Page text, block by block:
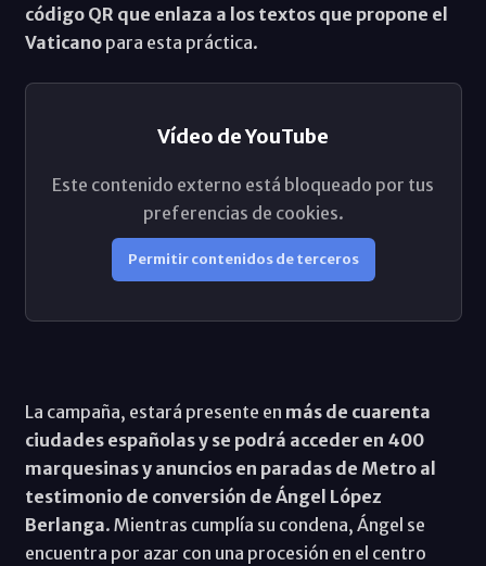
código QR que enlaza a los textos que propone el
Vaticanopara esta práctica.
Vídeo de YouTube
Este contenido externo está bloqueado por tus
preferencias de cookies.
Permitir contenidos de terceros
La campaña, estará presente en más de cuarenta
ciudades españolas y se podrá acceder en 400
marquesinas y anuncios en paradas de Metro al
testimonio de conversión de Ángel López
Berlanga. Mientras cumplía su condena, Ángel se
encuentra por azar con una procesión en el centro